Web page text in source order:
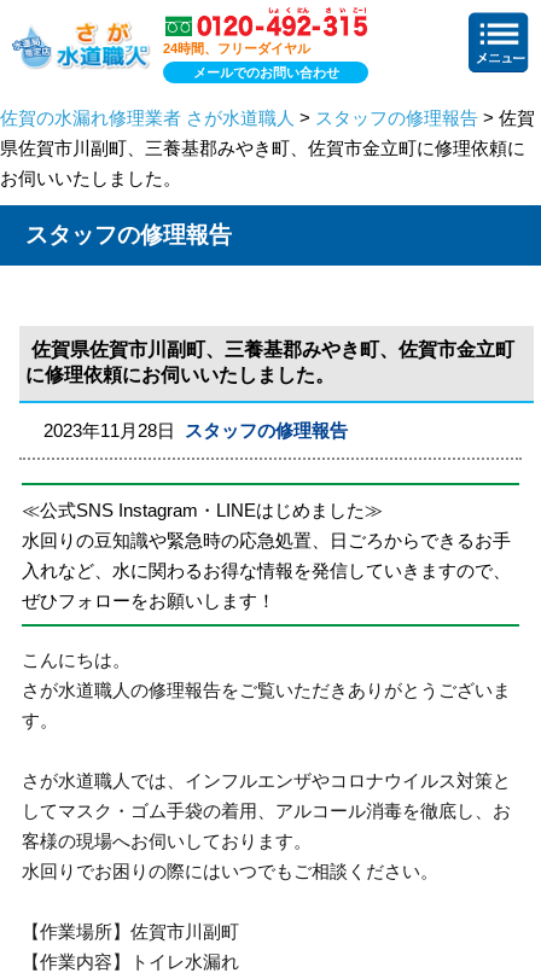
24時間、フリーダイヤル
メールでのお問い合わせ
佐賀の水漏れ修理業者 さが水道職人 > スタッフの修理報告 > 佐賀
県佐賀市川副町、三養基郡みやき町、佐賀市金立町に修理依頼に
お伺いいたしました。
スタッフの修理報告
佐賀県佐賀市川副町、三養基郡みやき町、佐賀市金立町
に修理依頼にお伺いいたしました。
2023年11月28日 スタッフの修理報告
≪公式SNS Instagram・LINEはじめました≫
水回りの豆知識や緊急時の応急処置、日ごろからできるお手
入れなど、水に関わるお得な情報を発信していきますので、
ぜひフォローをお願いします！
こんにちは。
さが水道職人の修理報告をご覧いただきありがとうございま
す。
さが水道職人では、インフルエンザやコロナウイルス対策と
してマスク・ゴム手袋の着用、アルコール消毒を徹底し、お
客様の現場へお伺いしております。
水回りでお困りの際にはいつでもご相談ください。
【作業場所】佐賀市川副町
【作業内容】トイレ水漏れ